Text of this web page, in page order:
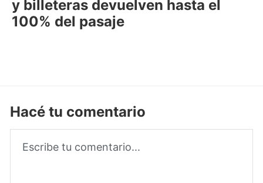
y billeteras devuelven hasta el
100% del pasaje
Hacé tu comentario